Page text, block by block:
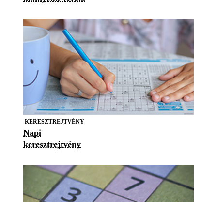
KERESZTREJTVÉNY
Napi
keresztrejtvény